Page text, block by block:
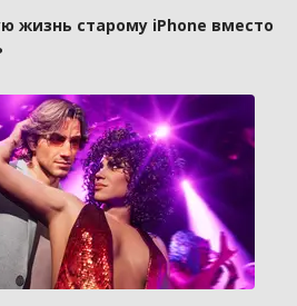
жизнь старому iPhone вместо